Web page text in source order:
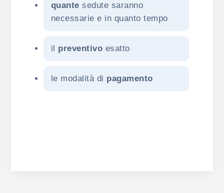
quante sedute saranno
necessarie e in quanto tempo
il preventivo esatto
le modalità di pagamento